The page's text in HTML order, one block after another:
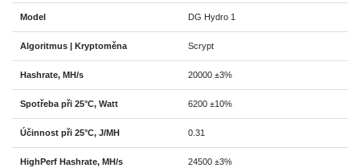
Model DG Hydro 1
Algoritmus | Kryptoměna Scrypt
Hashrate, MH/s 20000 ±3%
Spotřeba při 25°C, Watt 6200 ±10%
Účinnost při 25°C, J/MH 0.31
HighPerf Hashrate, MH/s 24500 ±3%